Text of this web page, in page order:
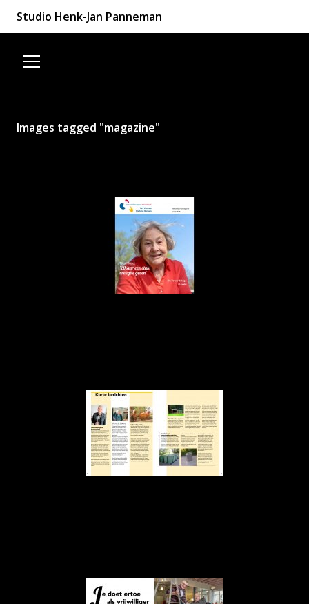
Studio Henk-Jan Panneman
Images tagged "magazine"